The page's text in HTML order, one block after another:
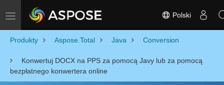
Toggle navigation Polski
Produkty Aspose.Total Java Conversion
Konwertuj DOCX na PPS za pomocą Javy lub za pomocą
bezpłatnego konwertera online